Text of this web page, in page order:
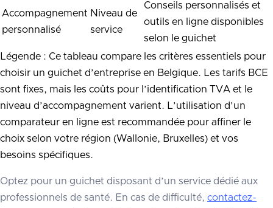
Accompagnement
personnalisé
Niveau de
service
Conseils personnalisés et
outils en ligne disponibles
selon le guichet
Légende : Ce tableau compare les critères essentiels pour
choisir un guichet d’entreprise en Belgique. Les tarifs BCE
sont fixes, mais les coûts pour l’identification TVA et le
niveau d’accompagnement varient. L’utilisation d’un
comparateur en ligne est recommandée pour affiner le
choix selon votre région (Wallonie, Bruxelles) et vos
besoins spécifiques.
Optez pour un guichet disposant d’un service dédié aux
professionnels de santé. En cas de difficulté, contactez-